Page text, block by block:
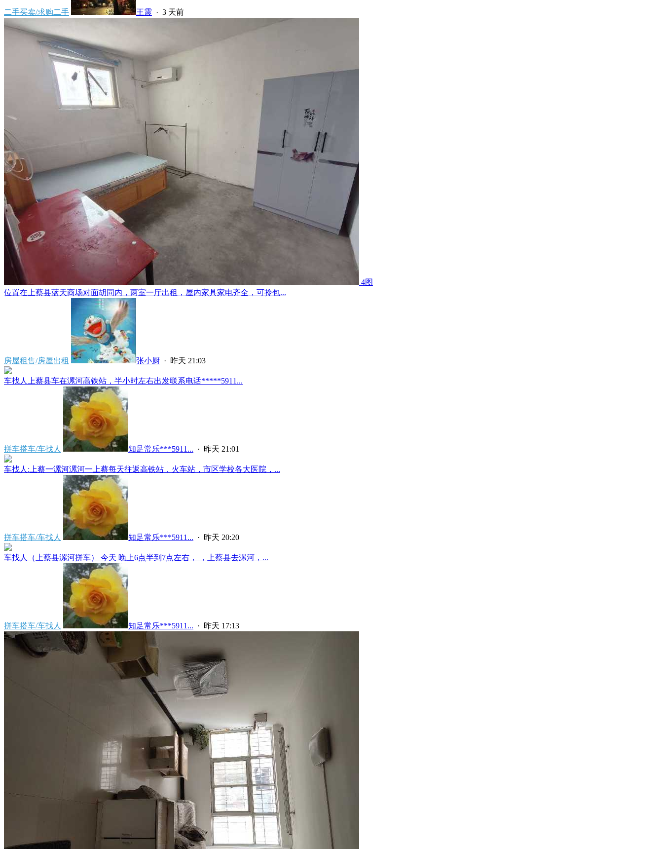
二手买卖/求购二手 王震 · 3 天前
4图
位置在上蔡县蓝天商场对面胡同内，两室一厅出租，屋内家具家电齐全，可拎包...
房屋租售/房屋出租 张小厨 · 昨天 21:03
车找人上蔡县车在漯河高铁站，半小时左右出发联系电话*****5911...
拼车搭车/车找人 知足常乐***5911... · 昨天 21:01
车找人:上蔡一漯河漯河一上蔡每天往返高铁站，火车站，市区学校各大医院，...
拼车搭车/车找人 知足常乐***5911... · 昨天 20:20
车找人（上蔡县漯河拼车） 今天 晚上6点半到7点左右， ，上蔡县去漯河，...
拼车搭车/车找人 知足常乐***5911... · 昨天 17:13